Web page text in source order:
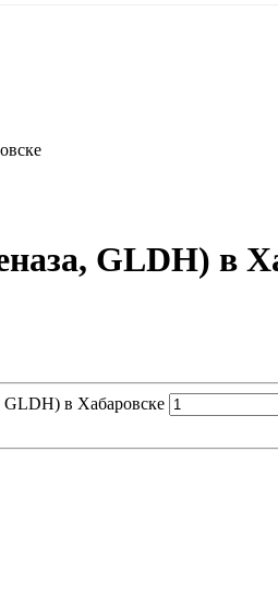
GLDH) в
GLDH) в Хабаровске